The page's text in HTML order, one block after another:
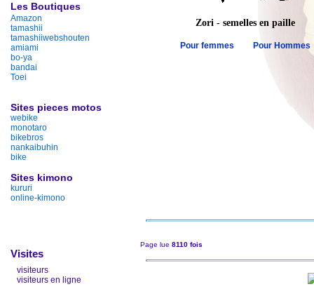
Les Boutiques
Amazon
tamashii
tamashiiwebshouten
amiami
bo-ya
bandai
Toei
Sites pieces motos
webike
monotaro
bikebros
nankaibuhin
bike
Sites kimono
kururi
online-kimono
Visites
visiteurs
visiteurs en ligne
Zori - semelles en paille
Pour femmes Pour Hommes
Page lue 8110 fois